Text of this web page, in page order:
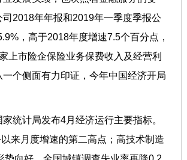
2018年年报和2019年一季度季报公
，高于2018年度增速7.5个百分点，
上市险企保险业务保费收入及经营利
个侧面有力印证，今年中国经济开局
统计局发布4月经济运行主要指标。
来月度增速的第二高点；高技术制造